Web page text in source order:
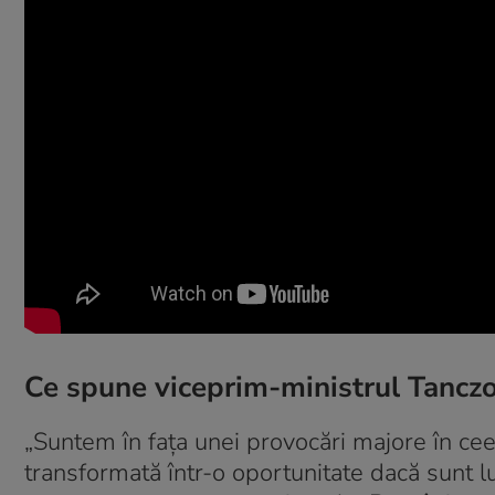
Ce spune viceprim-ministrul
„Suntem în fața unei provocări majore în
transformată într-o oportunitate dacă sunt